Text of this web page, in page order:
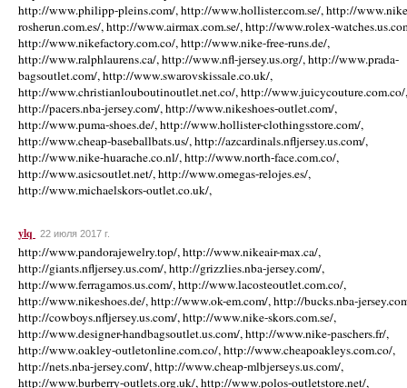
http://www.philipp-pleins.com/, http://www.hollister.com.se/, http://
rosherun.com.es/, http://www.airmax.com.se/, http://www.rolex-
http://www.nikefactory.com.co/, http://www.nike-free-runs.de/,
http://www.ralphlaurens.ca/, http://www.nfl-jersey.us.org/, http://www.prada-
bagsoutlet.com/, http://www.swarovskissale.co.uk/,
http://www.christianlouboutinoutlet.net.co/, http://www.juicycouture.com.co/,
http://pacers.nba-jersey.com/, http://www.nikeshoes-outlet.com/,
http://www.puma-shoes.de/, http://www.hollister-clothingsstore.com/,
http://www.cheap-baseballbats.us/, http://azcardinals.nfljersey.us.com/,
http://www.nike-huarache.co.nl/, http://www.north-face.com.co/,
http://www.asicsoutlet.net/, http://www.omegas-relojes.es/,
http://www.michaelskors-outlet.co.uk/,
ylq 22 июля 2017 г.
http://www.pandorajewelry.top/, http://www.nikeair-max.ca/,
http://giants.nfljersey.us.com/, http://grizzlies.nba-jersey.com/,
http://www.ferragamos.us.com/, http://www.lacosteoutlet.com.co/,
http://www.nikeshoes.de/, http://www.ok-em.com/, http://bucks.nba-
http://cowboys.nfljersey.us.com/, http://www.nike-skors.com.se/,
http://www.designer-handbagsoutlet.us.com/, http://www.nike-paschers.fr/,
http://www.oakley-outletonline.com.co/, http://www.cheapoakleys.com.co/,
http://nets.nba-jersey.com/, http://www.cheap-mlbjerseys.us.com/,
http://www.burberry-outlets.org.uk/, http://www.polos-outletstore.net/,